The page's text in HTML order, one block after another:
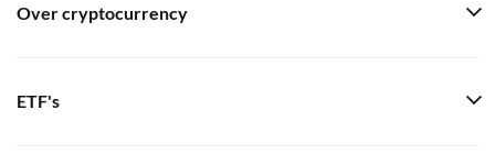
Over cryptocurrency
ETF's